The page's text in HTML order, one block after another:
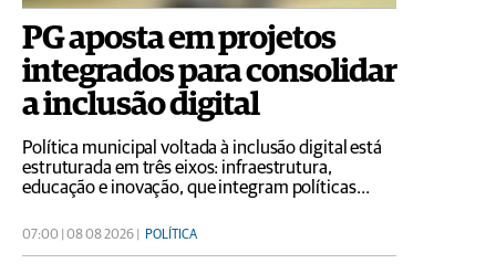
PG aposta em projetos
integrados para consolidar
a inclusão digital
Política municipal voltada à inclusão digital está
estruturada em três eixos: infraestrutura,
educação e inovação, que integram políticas
digitais e promover cidadania da infância à
07:00 | 08 08 2026 | POLÍTICA